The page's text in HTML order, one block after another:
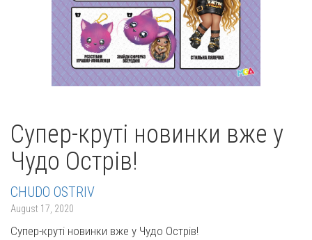
Супер-круті новинки вже у
Чудо Острів!
CHUDO OSTRIV
August 17, 2020
Супер-круті новинки вже у Чудо Острів!